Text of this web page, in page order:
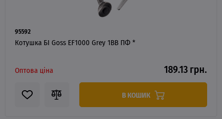
95592
Котушка БІ Goss EF1000 Grey 1BB ПФ *
Оптова ціна 189.13 грн.
В КОШИК